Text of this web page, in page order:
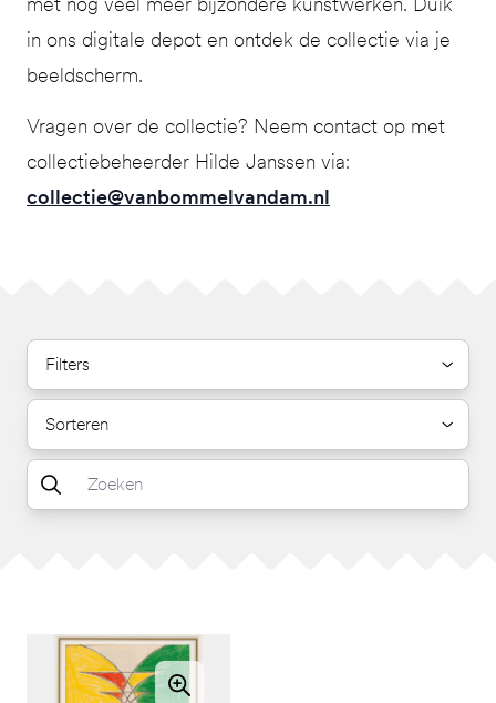
in ons digitale depot en ontdek de collectie via je
beeldscherm.
Vragen over de collectie? Neem contact op met
collectiebeheerder Hilde Janssen via:
collectie@vanbommelvandam.nl
Filters
Sorteren